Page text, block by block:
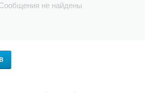
не найдены